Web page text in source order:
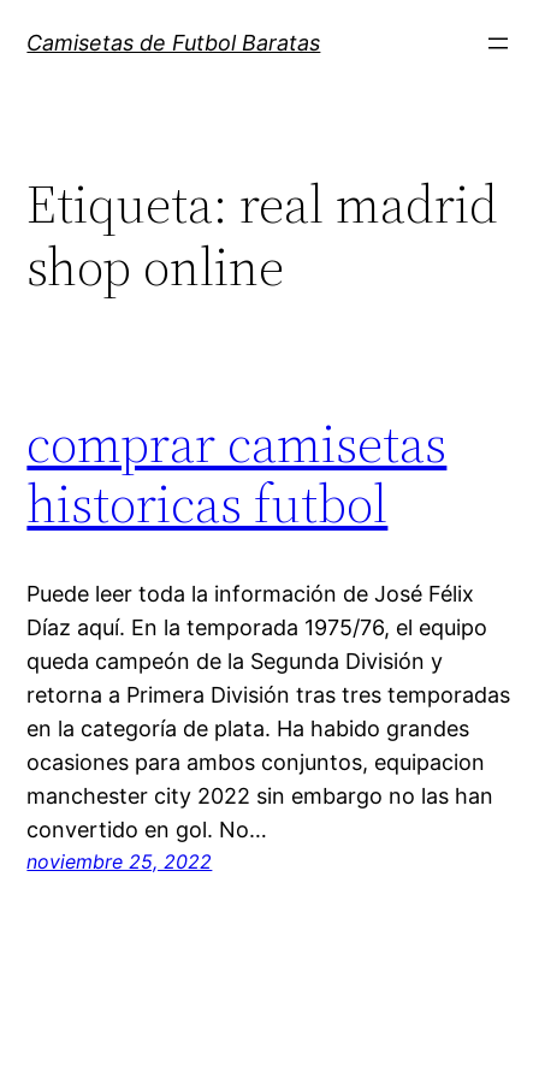
Camisetas de Futbol Baratas
Etiqueta: real madrid
shop online
comprar camisetas
historicas futbol
Puede leer toda la información de José Félix
Díaz aquí. En la temporada 1975/76, el equipo
queda campeón de la Segunda División y
retorna a Primera División tras tres temporadas
en la categoría de plata. Ha habido grandes
ocasiones para ambos conjuntos, equipacion
manchester city 2022 sin embargo no las han
convertido en gol. No…
noviembre 25, 2022